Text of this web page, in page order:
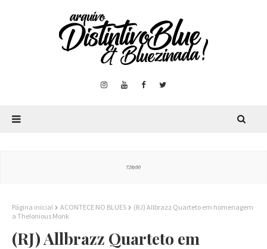
Página inicial ACONTECE NO BLUES
(RJ) Allbrazz Quarteto em homenagem
a Thelonious Monk
(RJ) Allbrazz Quarteto em